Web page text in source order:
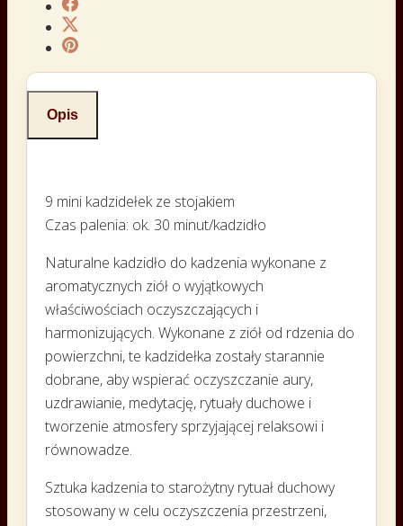
Opis
9 mini kadzidełek ze stojakiem
Czas palenia: ok. 30 minut/kadzidło
Naturalne kadzidło do kadzenia wykonane z
aromatycznych ziół o wyjątkowych
właściwościach oczyszczających i
harmonizujących. Wykonane z ziół od rdzenia do
powierzchni, te kadzidełka zostały starannie
dobrane, aby wspierać oczyszczanie aury,
uzdrawianie, medytację, rytuały duchowe i
tworzenie atmosfery sprzyjającej relaksowi i
równowadze.
Sztuka kadzenia to starożytny rytuał duchowy
stosowany w celu oczyszczenia przestrzeni,